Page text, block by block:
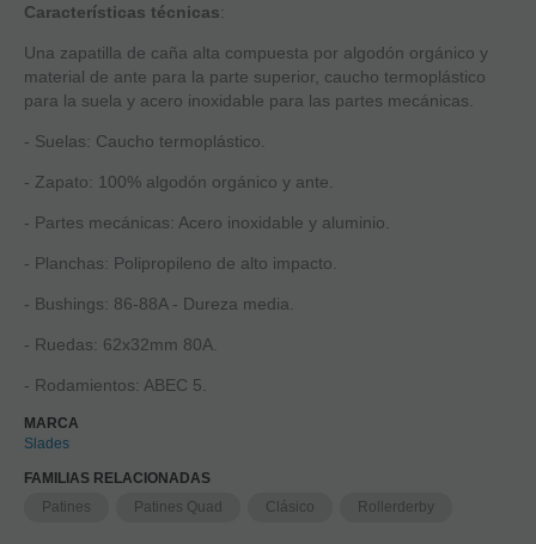
Características técnicas:
Una zapatilla de caña alta compuesta por algodón orgánico y
material de ante para la parte superior, caucho termoplástico
para la suela y acero inoxidable para las partes mecánicas.
- Suelas: Caucho termoplástico.
- Zapato: 100% algodón orgánico y ante.
- Partes mecánicas: Acero inoxidable y aluminio.
- Planchas: Polipropileno de alto impacto.
- Bushings: 86-88A - Dureza media.
- Ruedas: 62x32mm 80A.
- Rodamientos: ABEC 5.
MARCA
Slades
FAMILIAS RELACIONADAS
Patines
Patines Quad Clásico Rollerderby